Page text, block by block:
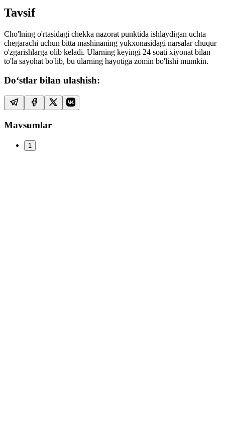
Tavsif
Cho'lning o'rtasidagi chekka nazorat punktida ishlaydigan uchta
chegarachi uchun bitta mashinaning yukxonasidagi narsalar chuqur
o'zgarishlarga olib keladi. Ularning keyingi 24 soati xiyonat bilan
to'la sayohat bo'lib, bu ularning hayotiga zomin bo'lishi mumkin.
Do‘stlar bilan ulashish:
Mavsumlar
1